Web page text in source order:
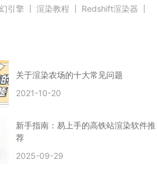
引擎
渲染教程
Redshift渲染器
教程
染农场价格
渲染速度慢
贴图教程
动画渲染 在线渲染
模型
maya渲染 CG动画
动画制作
渲染农场
关于渲染农场的十大常见问题
2021-10-20
新手指南：易上手的高铁站渲染软件推
荐
2025-09-29